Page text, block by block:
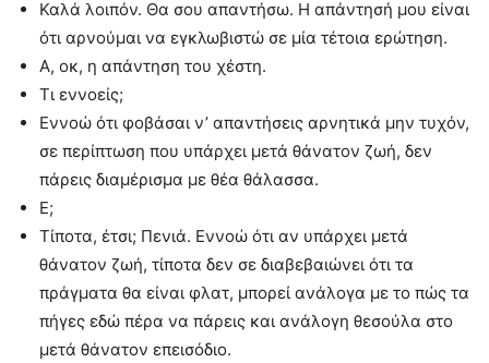
Καλά λοιπόν. Θα σου απαντήσω. Η απάντησή μου είναι
ότι αρνούμαι να εγκλωβιστώ σε μία τέτοια ερώτηση.
Α, οκ, η απάντηση του χέστη.
Τι εννοείς;
Εννοώ ότι φοβάσαι ν’ απαντήσεις αρνητικά μην τυχόν,
σε περίπτωση που υπάρχει μετά θάνατον ζωή, δεν
πάρεις διαμέρισμα με θέα θάλασσα.
Ε;
Τίποτα, έτσι; Πενιά. Εννοώ ότι αν υπάρχει μετά
θάνατον ζωή, τίποτα δεν σε διαβεβαιώνει ότι τα
πράγματα θα είναι φλατ, μπορεί ανάλογα με το πώς τα
πήγες εδώ πέρα να πάρεις και ανάλογη θεσούλα στο
μετά θάνατον επεισόδιο.